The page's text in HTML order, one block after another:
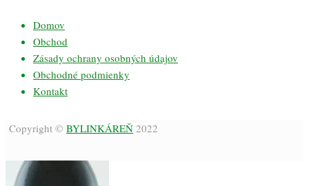
Domov
Obchod
Zásady ochrany osobných údajov
Obchodné podmienky
Kontakt
Copyright © BYLINKÁREŇ 2022